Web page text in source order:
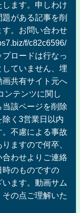
ます。申しわけ
がある記事を削
す。お問い合わせ
f/c82c6596/
ロードは行なっ
ていません、埋
共有サイト元へ
ンテンツに関し
該ページを削除
除く3営業日以内
不慮による事故
ますので何卒、
合わせよりご連絡
時のものですの
ます。動画サム
の点ご理解いた